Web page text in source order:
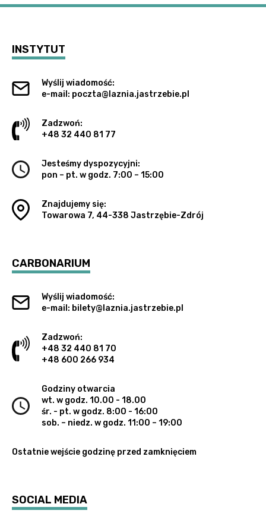
INSTYTUT
Wyślij wiadomość:
e-mail: poczta@laznia.jastrzebie.pl
Zadzwoń:
+48 32 440 81 77
Jesteśmy dyspozycyjni:
pon – pt. w godz. 7:00 – 15:00
Znajdujemy się:
Towarowa 7, 44-338 Jastrzębie-Zdrój
CARBONARIUM
Wyślij wiadomość:
e-mail: bilety@laznia.jastrzebie.pl
Zadzwoń:
+48 32 440 81 70
+48 600 266 934
Godziny otwarcia
wt. w godz. 10.00 - 18.00
śr. - pt. w godz. 8:00 - 16:00
sob. – niedz. w godz. 11:00 – 19:00
Ostatnie wejście godzinę przed zamknięciem
SOCIAL MEDIA